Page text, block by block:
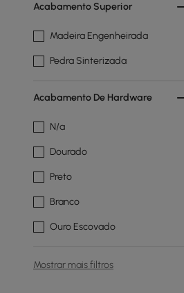
Acabamento Superior
Madeira Engenheirada
Pedra Sinterizada
Acabamento De Hardware
N/a
Dourado
Preto
Branco
Ouro Escovado
Mostrar mais filtros